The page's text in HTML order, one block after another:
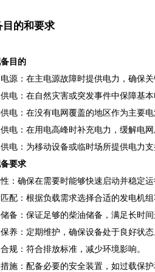
目的和要求
目的
电源：在主电源故障时提供电力，确保
供电：在自然灾害或突发事件中保障基
供电：在没有电网覆盖的地区作为主要
供电：在用电高峰时补充电力，缓解电
供电：为移动设备或临时场所提供电力
要求
性：确保在需要时能够快速启动并稳定
匹配：根据负载需求选择合适的发电机
储备：保证足够的柴油储备，满足长时
保养：定期维护，确保设备处于良好状
合规：符合排放标准，减少环境影响。
措施：配备必要的安全装置，如过载保